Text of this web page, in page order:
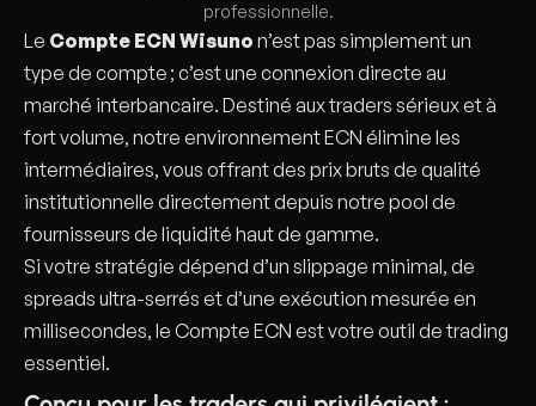
professionnelle.
Le Compte ECN Wisuno n’est pas simplement un
type de compte ; c’est une connexion directe au
marché interbancaire. Destiné aux traders sérieux et à
fort volume, notre environnement ECN élimine les
intermédiaires, vous offrant des prix bruts de qualité
institutionnelle directement depuis notre pool de
fournisseurs de liquidité haut de gamme.
Si votre stratégie dépend d’un slippage minimal, de
spreads ultra-serrés et d’une exécution mesurée en
millisecondes, le Compte ECN est votre outil de trading
essentiel.